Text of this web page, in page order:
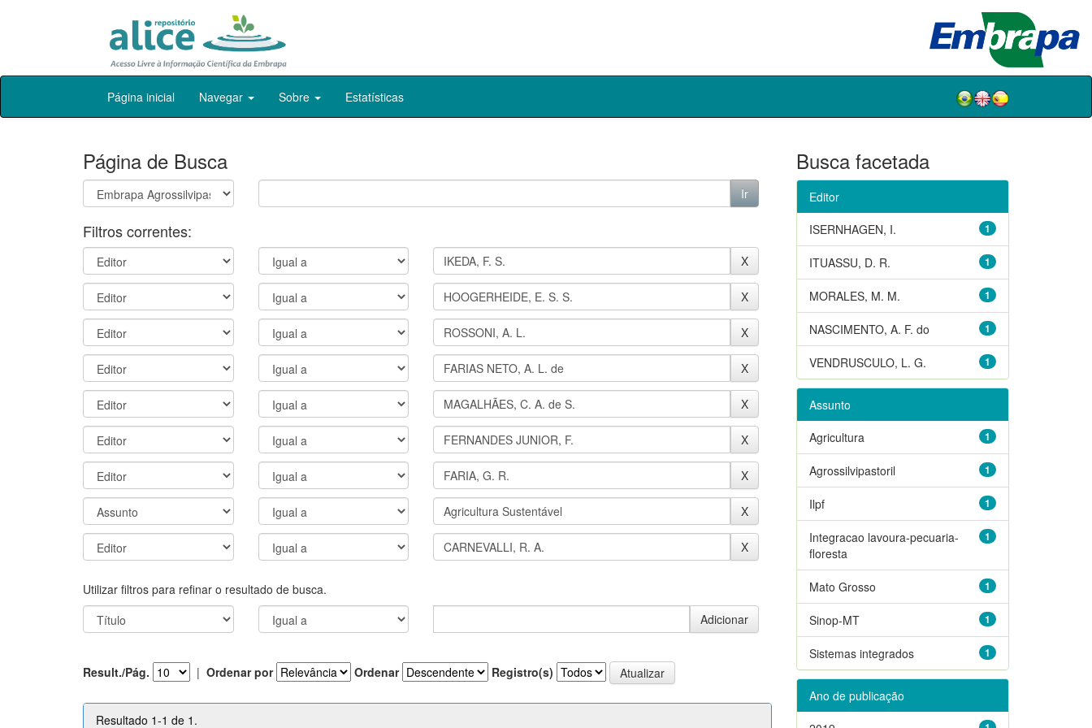
Skip
Página inicial Navegar Sobre Estatísticas
Página de Busca
Filtros correntes:
Utilizar filtros para refinar o resultado de busca.
Result./Pág. | Ordenar por Ordenar Registro(s)
Resultado 1-1 de 1.
Busca facetada
Editor
1
ISERNHAGEN, I.
1
ITUASSU, D. R.
1
MORALES, M. M.
1
NASCIMENTO, A. F. do
1
VENDRUSCULO, L. G.
Assunto
1
Agricultura
1
Agrossilvipastoril
1
Ilpf
1
Integracao lavoura-pecuaria-
floresta
1
Mato Grosso
1
Sinop-MT
1
Sistemas integrados
Ano de publicação